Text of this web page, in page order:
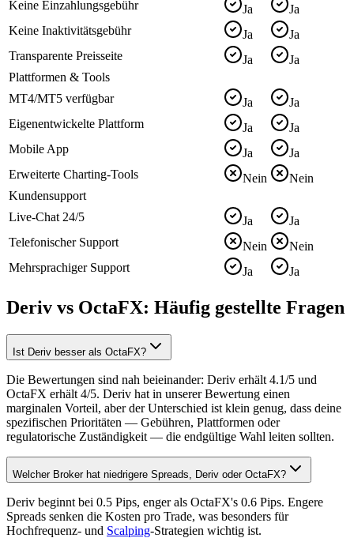
Keine Einzahlungsgebühr
Ja
Ja
Keine Inaktivitätsgebühr
Ja
Ja
Transparente Preisseite
Ja
Ja
Plattformen & Tools
MT4/MT5 verfügbar
Ja
Ja
Eigenentwickelte Plattform
Ja
Ja
Mobile App
Ja
Ja
Erweiterte Charting-Tools
Nein
Nein
Kundensupport
Live-Chat 24/5
Ja
Ja
Telefonischer Support
Nein
Nein
Mehrsprachiger Support
Ja Ja
Deriv vs OctaFX: Häufig gestellte Fragen
Ist Deriv besser als OctaFX?
Die Bewertungen sind nah beieinander: Deriv erhält 4.1/5 und
OctaFX erhält 4/5. Deriv hat in unserer Bewertung einen
marginalen Vorteil, aber der Unterschied ist klein genug, dass deine
spezifischen Prioritäten — Gebühren, Plattformen oder
regulatorische Zuständigkeit — die endgültige Wahl leiten sollten.
Welcher Broker hat niedrigere Spreads, Deriv oder OctaFX?
Deriv beginnt bei 0.5 Pips, enger als OctaFX's 0.6 Pips. Engere
Spreads senken die Kosten pro Trade, was besonders für
Hochfrequenz- und Scalping-Strategien wichtig ist.